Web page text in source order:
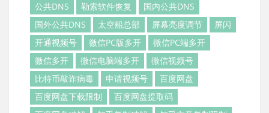
公共DNS
勒索软件恢复
国内公共DNS
国外公共DNS
太空船总部 屏幕亮度调节
屏闪
开通视频号
微信PC版多开
微信PC端多开
微信多开
微信电脑端多开
微信视频号
比特币敲诈病毒
申请视频号
百度网盘
百度网盘下载限制
百度网盘提取码